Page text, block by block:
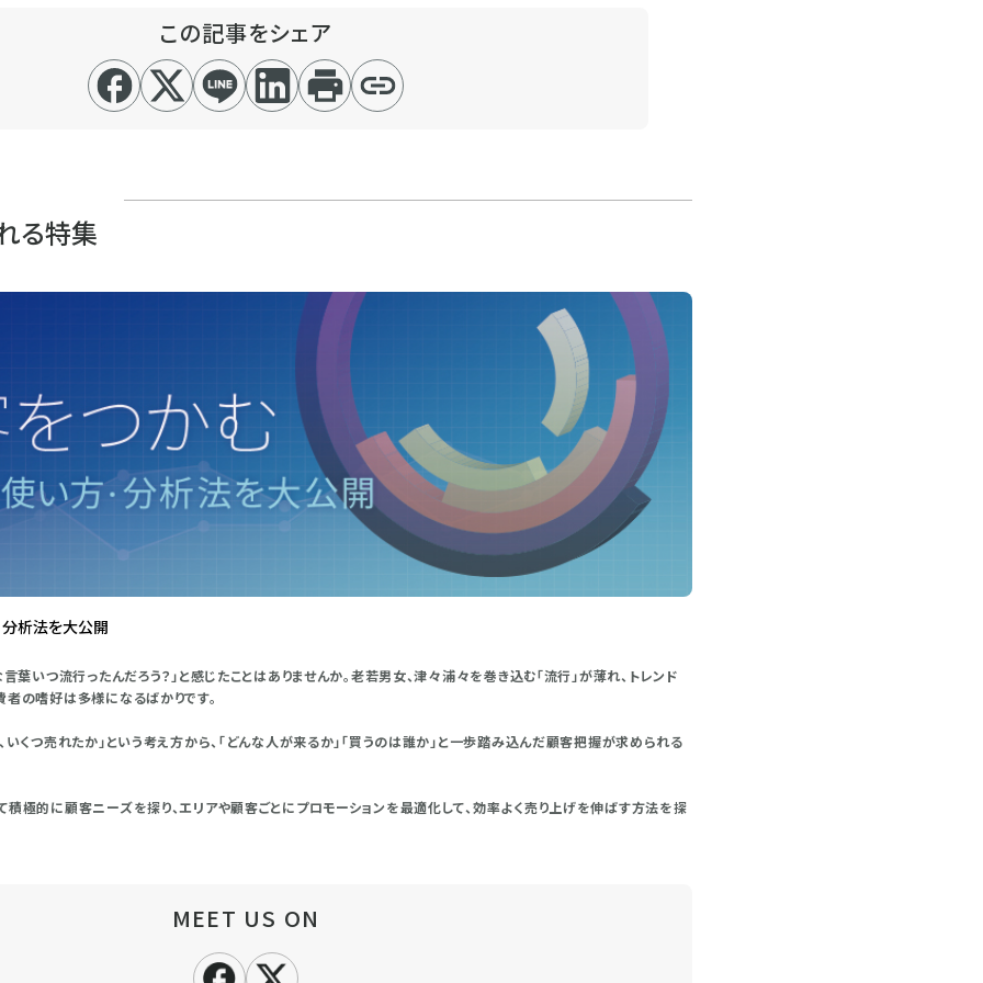
この記事をシェア
る特集
分析法を大公開
言葉いつ流行ったんだろう？」と感じたことはありませんか。老若男女、津々浦々を巻き込む「流行」が薄れ、トレンド
の嗜好は多様になるばかりです。
いくつ売れたか」という考え方から、「どんな人が来るか」「買うのは誰か」と一歩踏み込んだ顧客把握が求められる
積極的に顧客ニーズを探り、エリアや顧客ごとにプロモーションを最適化して、効率よく売り上げを伸ばす方法を探
MEET US ON